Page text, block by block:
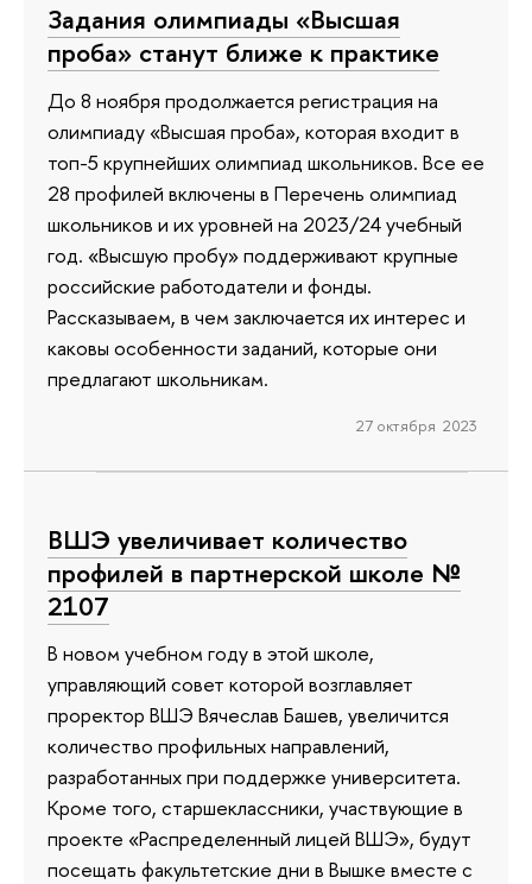
Задания олимпиады «Высшая
проба» станут ближе к практике
До 8 ноября продолжается регистрация на
олимпиаду «Высшая проба», которая входит в
топ-5 крупнейших олимпиад школьников. Все ее
28 профилей включены в Перечень олимпиад
школьников и их уровней на 2023/24 учебный
год. «Высшую пробу» поддерживают крупные
российские работодатели и фонды.
Рассказываем, в чем заключается их интерес и
каковы особенности заданий, которые они
предлагают школьникам.
27 октября 2023
ВШЭ увеличивает количество
профилей в партнерской школе №
2107
В новом учебном году в этой школе,
управляющий совет которой возглавляет
проректор ВШЭ Вячеслав Башев, увеличится
количество профильных направлений,
разработанных при поддержке университета.
Кроме того, старшеклассники, участвующие в
проекте «Распределенный лицей ВШЭ», будут
посещать факультетские дни в Вышке вместе с